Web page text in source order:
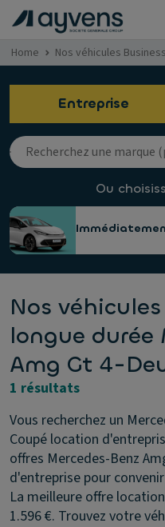
Home Nos véhicules
Entreprise
Ou
Nos
longue durée
Amg Gt 4-
1 résultats
Vous recherchez un
Coupé location
offres Mercedes-Benz
d'entreprise pour
La meilleure offre
1.596 €. Trouvez votre